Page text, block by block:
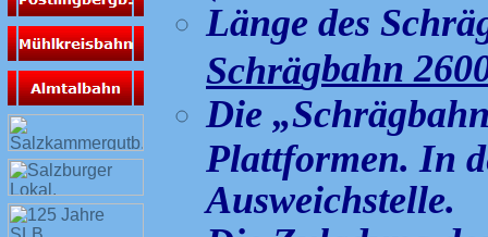
Länge des
Schrägbahn
Die
Plattformen. In
Ausweichstelle.